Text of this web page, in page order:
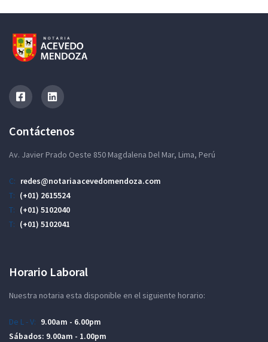
Contáctenos
Av. Javier Prado Oeste 850 Magdalena Del Mar, Lima, Perú
C: redes@notariaacevedomendoza.com
T: (+01) 2615524
T: (+01) 5102040
T: (+01) 5102041
Horario Laboral
Nuestra notaria esta disponible en el siguiente horario:
De L - V: 9.00am - 6.00pm
Sábados: 9.00am - 1.00pm